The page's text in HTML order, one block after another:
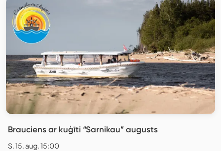
Brauciens ar kuģīti “Sarnikau” augusts
S. 15. aug. 15:00